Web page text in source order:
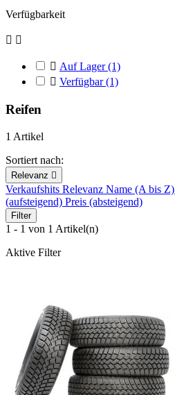
Verfügbarkeit
 
 Auf Lager(1)
 Verfügbar(1)
Reifen
1 Artikel
Sortiert nach:
Relevanz 
Verkaufshits Relevanz Name (A bis Z)
(aufsteigend) Preis (absteigend)
Filter
1 - 1 von 1 Artikel(n)
Aktive Filter